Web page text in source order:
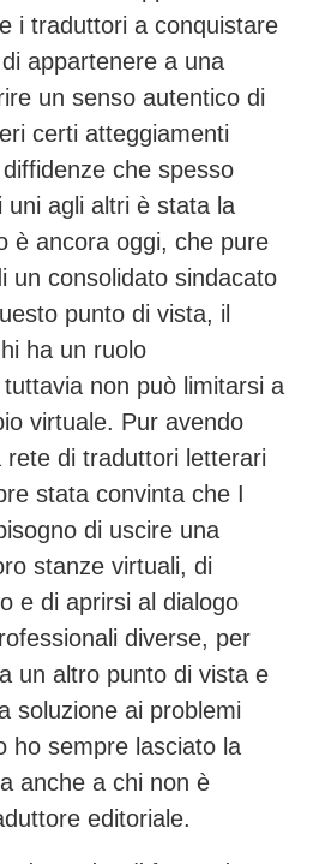
i traduttori a conquistare
appartenere a una
un senso autentico di
certi atteggiamenti
che spesso
uni agli altri è stata la
è ancora oggi, che pure
un consolidato sindacato
punto di vista, il
ha un ruolo
non può limitarsi a
virtuale. Pur avendo
di traduttori letterari
stata convinta che I
di uscire una
stanze virtuali, di
e di aprirsi al dialogo
diverse, per
un altro punto di vista e
soluzione ai problemi
ho sempre lasciato la
anche a chi non è
editoriale.